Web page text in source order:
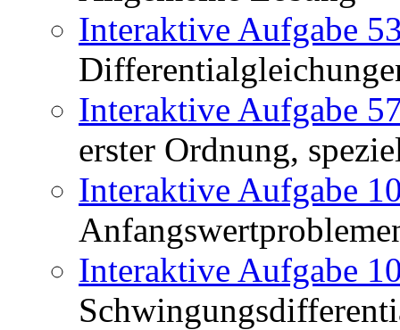
Interaktive Aufgabe
Interaktive Aufgabe
erster Ordnung,
Interaktive Aufgabe
Interaktive Aufgabe